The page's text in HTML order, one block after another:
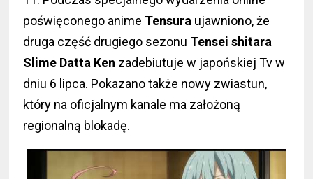
poświęconego anime Tensura ujawniono, że
druga część drugiego sezonu Tensei shitara
Slime Datta Ken zadebiutuje w japońskiej Tv w
dniu 6 lipca. Pokazano także nowy zwiastun,
który na oficjalnym kanale ma założoną
regionalną blokadę.